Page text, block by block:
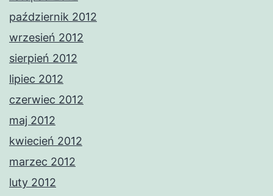
październik 2012
wrzesień 2012
sierpień 2012
lipiec 2012
czerwiec 2012
maj 2012
kwiecień 2012
marzec 2012
luty 2012